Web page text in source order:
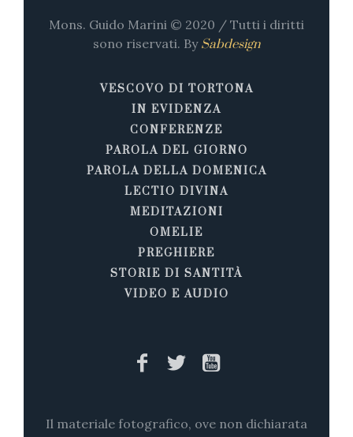
Mons. Guido Marini © 2020 / Tutti i diritti
sono riservati. By Sabdesign
VESCOVO DI TORTONA
IN EVIDENZA
CONFERENZE
PAROLA DEL GIORNO
PAROLA DELLA DOMENICA
LECTIO DIVINA
MEDITAZIONI
OMELIE
PREGHIERE
STORIE DI SANTITÀ
VIDEO E AUDIO
Il materiale fotografico, ove non dichiarata